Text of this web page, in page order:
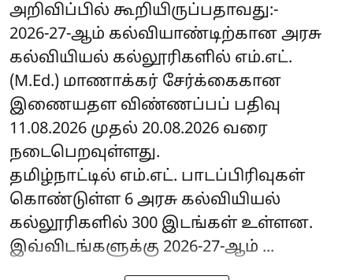
அறிவிப்பில் கூறியிருப்பதாவது:-
2026-27-ஆம் கல்வியாண்டிற்கான அரசு
கல்வியியல் கல்லூரிகளில் எம்.எட்.
(M.Ed.) மாணாக்கர் சேர்க்கைகான
இணையதள விண்ணப்பப் பதிவு
11.08.2026 முதல் 20.08.2026 வரை
நடைபெறவுள்ளது.
தமிழ்நாட்டில் எம்.எட். பாடப்பிரிவுகள்
கொண்டுள்ள 6 அரசு கல்வியியல்
கல்லூரிகளில் 300 இடங்கள் உள்ளன.
இவ்விடங்களுக்கு 2026-27-ஆம் ...